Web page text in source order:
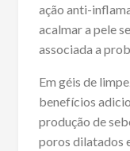
ação anti-
acalmar a pele
associada a
Em géis de
benefícios
produção de
poros dilatados